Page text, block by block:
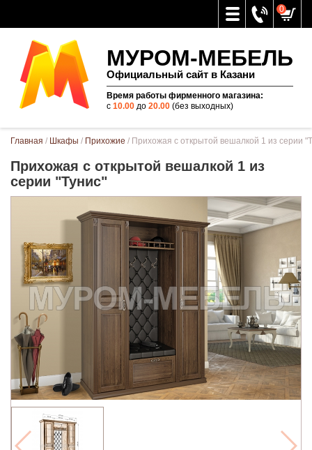
0
МУРОМ-МЕБЕЛЬ
Официальный сайт в Казани
Время работы фирменного магазина:
с 10.00до 20.00(без выходных)
Вы здесь
Главная / Шкафы / Прихожие / Прихожая с открытой вешалкой 1 из серии
Прихожая с открытой вешалкой 1 из
серии "Тунис"